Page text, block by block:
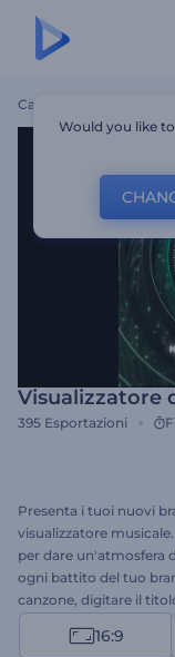
Casa
Visualizzatore
395 Esportazioni
Presenta i tuoi nuovi
visualizzatore
per dare un'atmosfera
ogni battito del tuo
canzone, digitare il
e ottenere un
Perfetto per la
16:9
Would you like